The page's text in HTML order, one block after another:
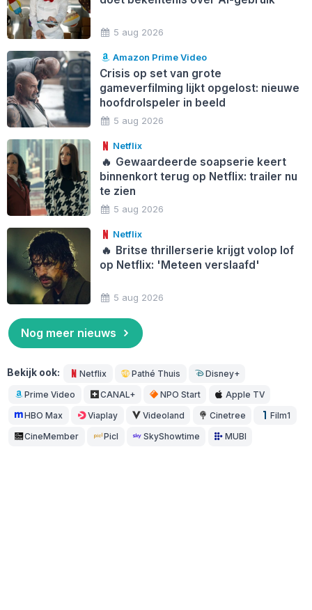
5 aug 2026
Amazon Prime Video
Crisis op set van grote
gameverfilming lijkt opgelost: nieuwe
hoofdrolspeler in beeld
5 aug 2026
Netflix
🔥 Gewaardeerde soapserie keert
binnenkort terug op Netflix: trailer nu
te zien
5 aug 2026
Netflix
🔥 Britse thrillerserie krijgt volop lof
op Netflix: 'Meteen verslaafd'
5 aug 2026
Nog meer nieuws
Bekijk ook: Netflix Pathé Thuis Disney+
Prime Video CANAL+ NPO Start Apple TV
HBO Max Viaplay Videoland Cinetree Film1
CineMember Picl SkyShowtime MUBI